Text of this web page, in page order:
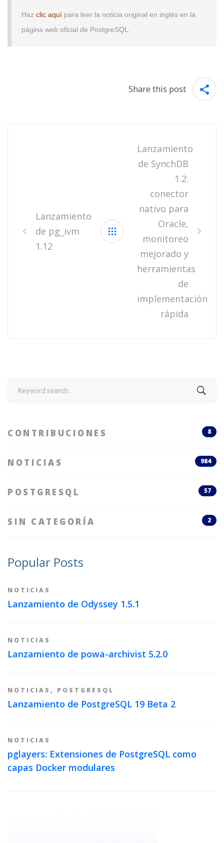
Haz clic aquí para leer la noticia original en inglés en la
página web oficial de PostgreSQL.
Share this post
Lanzamiento
de pg_ivm
1.12
Lanzamiento
de SynchDB
1.2:
conector
nativo para
Oracle,
monitoreo
mejorado y
herramientas
de
implementación
rápida
Search
CONTRIBUCIONES 8
NOTICIAS 984
POSTGRESQL 57
SIN CATEGORÍA 2
Popular Posts
NOTICIAS
Lanzamiento de Odyssey 1.5.1
NOTICIAS
Lanzamiento de powa-archivist 5.2.0
NOTICIAS , POSTGRESQL
Lanzamiento de PostgreSQL 19 Beta 2
NOTICIAS
pglayers: Extensiones de PostgreSQL como
capas Docker modulares